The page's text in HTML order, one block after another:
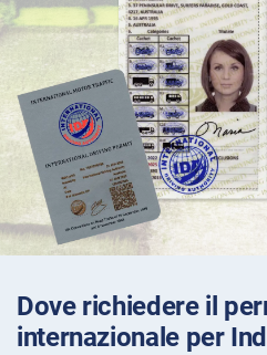
Dove richiedere il
internazionale per